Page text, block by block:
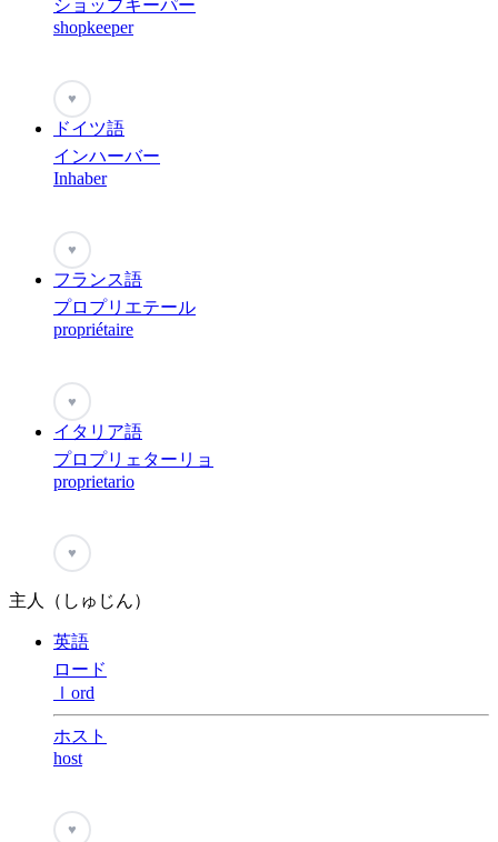
ショップキーパー
shopkeeper
♥
ドイツ語
インハーバー
Inhaber
♥
フランス語
プロプリエテール
propriétaire
♥
イタリア語
プロプリェターリョ
proprietario
♥
主人（しゅじん）
英語
ロード
ｌord
ホスト
host
♥